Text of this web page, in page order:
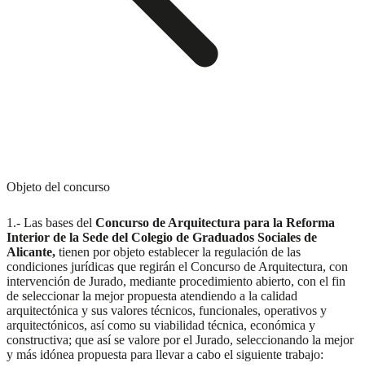
Objeto del concurso
1.- Las bases del Concurso de Arquitectura para la Reforma
Interior de la Sede del Colegio de Graduados Sociales de
Alicante, tienen por objeto establecer la regulación de las
condiciones jurídicas que regirán el Concurso de Arquitectura, con
intervención de Jurado, mediante procedimiento abierto, con el fin
de seleccionar la mejor propuesta atendiendo a la calidad
arquitectónica y sus valores técnicos, funcionales, operativos y
arquitectónicos, así como su viabilidad técnica, económica y
constructiva; que así se valore por el Jurado, seleccionando la mejor
y más idónea propuesta para llevar a cabo el siguiente trabajo: